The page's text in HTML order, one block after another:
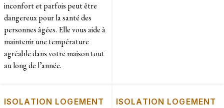
inconfort et parfois peut être
dangereux pour la santé des
personnes âgées. Elle vous aide à
maintenir une température
agréable dans votre maison tout
au long de l’année.
ISOLATION LOGEMENT
ISOLATION LOGEMENT